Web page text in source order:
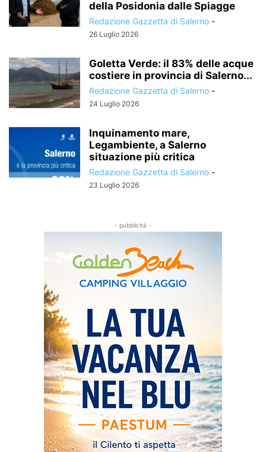
della Posidonia dalle Spiagge
Redazione Gazzetta di Salerno -
26 Luglio 2026
Goletta Verde: il 83% delle acque
costiere in provincia di Salerno...
Redazione Gazzetta di Salerno -
24 Luglio 2026
Inquinamento mare,
Legambiente, a Salerno
situazione più critica
Redazione Gazzetta di Salerno -
23 Luglio 2026
- pubblicità -